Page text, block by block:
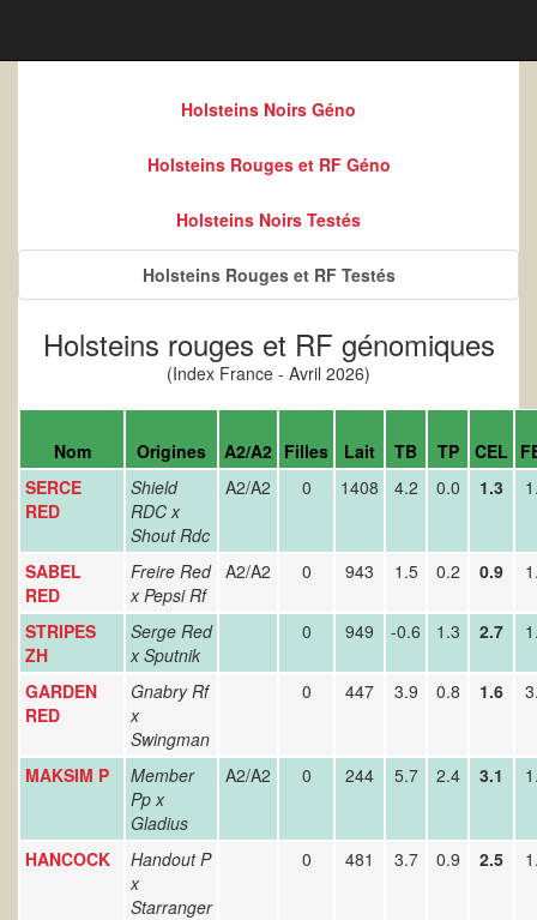
Holsteins Noirs Géno
Holsteins Rouges et RF Géno
Holsteins Noirs Testés
Holsteins Rouges et RF Testés
Holsteins rouges et RF génomiques
(Index France - Avril 2026)
Nom Origines A2/A2 Filles Lait TB TP CEL
SERCE
RED
Shield
RDC x
Shout Rdc
A2/A2 0 1408 4.2 0.0 1.3
SABEL
RED
Freire Red
x Pepsi Rf
A2/A2 0 943 1.5 0.2 0.9
STRIPES
ZH
Serge Red
x Sputnik
0 949 -0.6 1.3 2.7
GARDEN
RED
Gnabry Rf
x
Swingman
0 447 3.9 0.8 1.6
MAKSIM P
Member
Pp x
Gladius
A2/A2 0 244 5.7 2.4 3.1
HANCOCK
Handout P
x
Starranger
0 481 3.7 0.9 2.5